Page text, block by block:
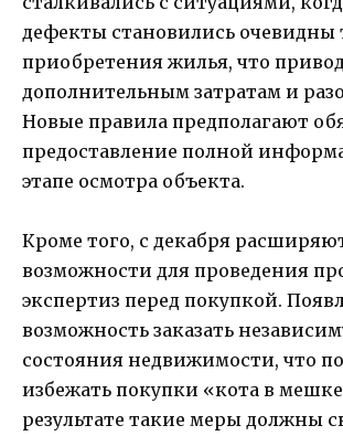
дефекты становились очевидны
приобретения жилья, что
дополнительным затратам и
Новые правила предполагают
предоставление полной
этапе осмотра объекта.
Кроме того, с декабря
возможности для проведения
экспертиз перед покупкой.
возможность заказать
состояния недвижимости, что
избежать покупки «кота в
результате такие меры должны